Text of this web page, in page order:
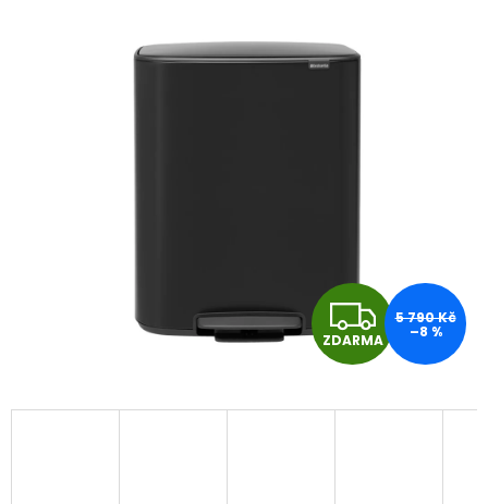
Z
D
A
ZDARMA
5 790 Kč
–8 %